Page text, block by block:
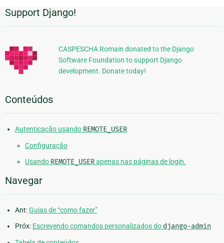
Informações
Adicionais
Support Django!
CASPESCHA Romain donated to the Django
Software Foundation to support Django
development. Donate today!
Conteúdos
Autenticação usando REMOTE_USER
Configuração
Usando REMOTE_USERapenas nas páginas de login.
Navegar
Ant:Guias de “como fazer”
Próx: Escrevendo comandos personalizados do django-admin